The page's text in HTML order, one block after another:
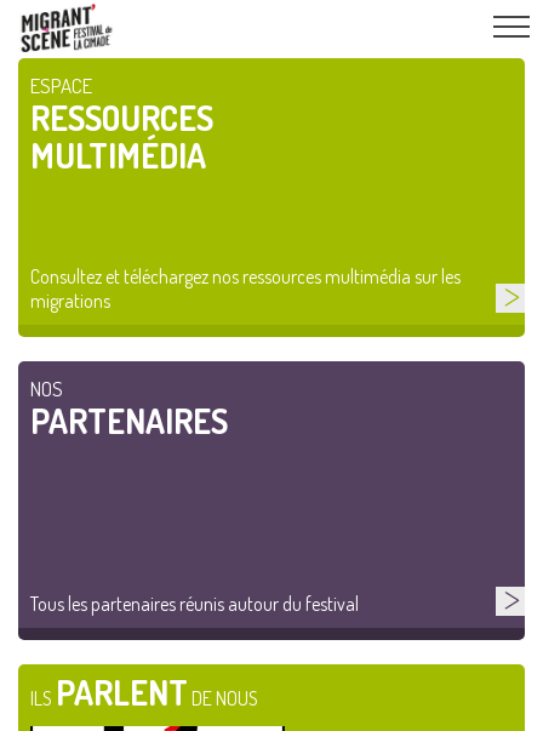
ESPACE
RESSOURCES
MULTIMÉDIA
Consultez et téléchargez nos ressources multimédia sur les
migrations
NOS
PARTENAIRES
Tous les partenaires réunis autour du festival
ILS PARLENT DE NOUS